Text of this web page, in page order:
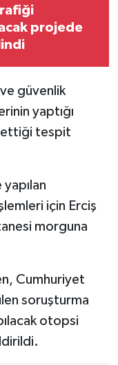
projede
güvenlik
yaptığı
tespit
için Erciş
morguna
Cumhuriyet
soruşturma
otopsi